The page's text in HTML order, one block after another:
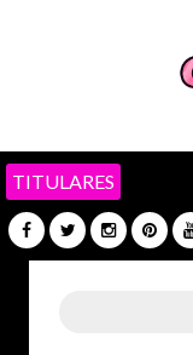
TITULARES